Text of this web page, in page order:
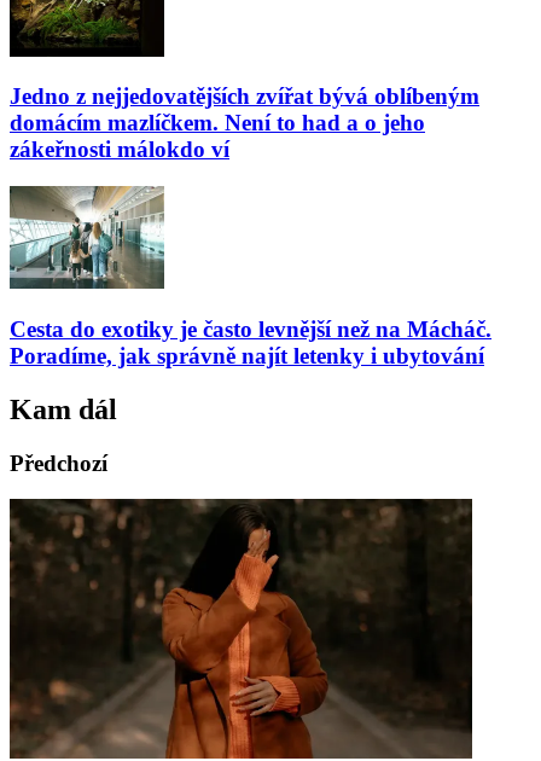
Jedno z nejjedovatějších zvířat bývá oblíbeným
domácím mazlíčkem. Není to had a o jeho
zákeřnosti málokdo ví
Cesta do exotiky je často levnější než na Mácháč.
Poradíme, jak správně najít letenky i ubytování
Kam dál
Předchozí